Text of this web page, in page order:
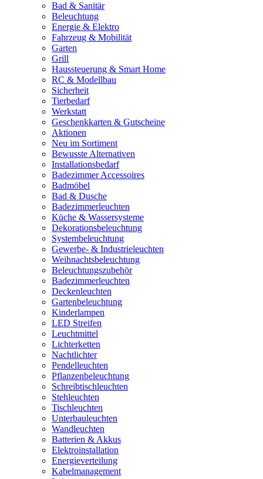
Bad & Sanitär
Beleuchtung
Energie & Elektro
Fahrzeug & Mobilität
Garten
Grill
Haussteuerung & Smart Home
RC & Modellbau
Sicherheit
Tierbedarf
Werkstatt
Geschenkkarten & Gutscheine
Aktionen
Neu im Sortiment
Bewusste Alternativen
Installationsbedarf
Badezimmer Accessoires
Badmöbel
Bad & Dusche
Badezimmerleuchten
Küche & Wassersysteme
Dekorationsbeleuchtung
Systembeleuchtung
Gewerbe- & Industrieleuchten
Weihnachtsbeleuchtung
Beleuchtungszubehör
Badezimmerleuchten
Deckenleuchten
Gartenbeleuchtung
Kinderlampen
LED Streifen
Leuchtmittel
Lichterketten
Nachtlichter
Pendelleuchten
Pflanzenbeleuchtung
Schreibtischleuchten
Stehleuchten
Tischleuchten
Unterbauleuchten
Wandleuchten
Batterien & Akkus
Elektroinstallation
Energieverteilung
Kabelmanagement